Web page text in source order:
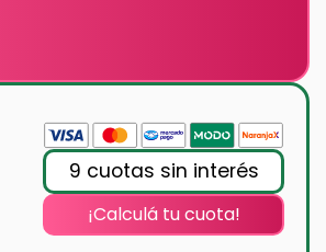
9 cuotas sin interés
¡Calculá tu cuota!